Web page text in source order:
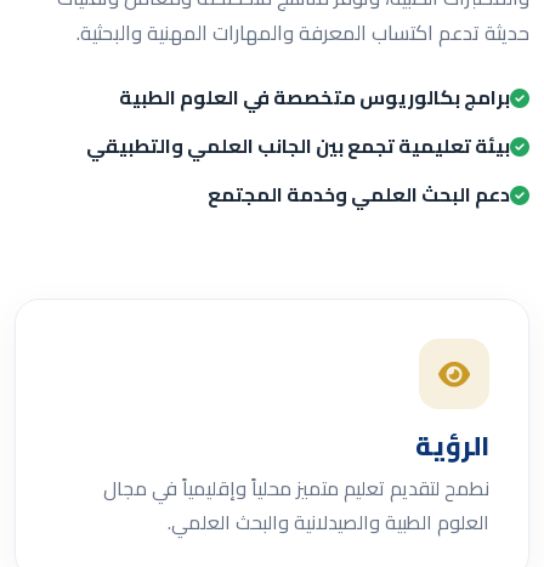
حديثة تدعم اكتساب المعرفة والمهارات المهنية والبحثية.
برامج بكالوريوس متخصصة في العلوم الطبية
بيئة تعليمية تجمع بين الجانب العلمي والتطبيقي
دعم البحث العلمي وخدمة المجتمع
الرؤية
نطمح لتقديم تعليم متميز محلياً وإقليمياً في مجال
العلوم الطبية والصيدلانية والبحث العلمي.